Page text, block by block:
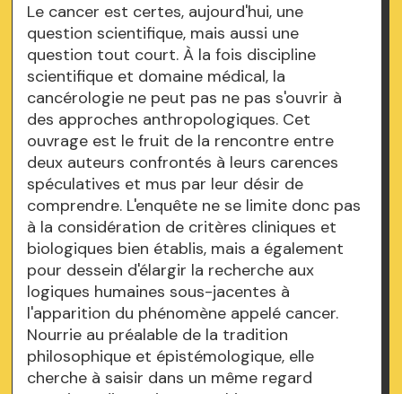
Le cancer est certes, aujourd'hui, une
question scientifique, mais aussi une
question tout court. À la fois discipline
scientifique et domaine médical, la
cancérologie ne peut pas ne pas s'ouvrir à
des approches anthropologiques. Cet
ouvrage est le fruit de la rencontre entre
deux auteurs confrontés à leurs carences
spéculatives et mus par leur désir de
comprendre. L'enquête ne se limite donc pas
à la considération de critères cliniques et
biologiques bien établis, mais a également
pour dessein d'élargir la recherche aux
logiques humaines sous-jacentes à
l'apparition du phénomène appelé cancer.
Nourrie au préalable de la tradition
philosophique et épistémologique, elle
cherche à saisir dans un même regard